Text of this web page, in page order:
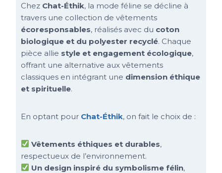
Chez Chat-Éthik, la mode féline se décline à
travers une collection de vêtements
écoresponsables, réalisés avec du coton
biologique et du polyester recyclé. Chaque
pièce allie style et engagement écologique,
offrant une alternative aux vêtements
classiques en intégrant une dimension éthique
et spirituelle.
En optant pour Chat-Éthik, on fait le choix de :
Vêtements éthiques et durables,
respectueux de l’environnement.
Un design inspiré du symbolisme félin,